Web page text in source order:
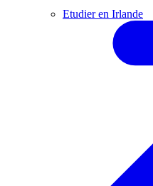
Etudier en Irlande